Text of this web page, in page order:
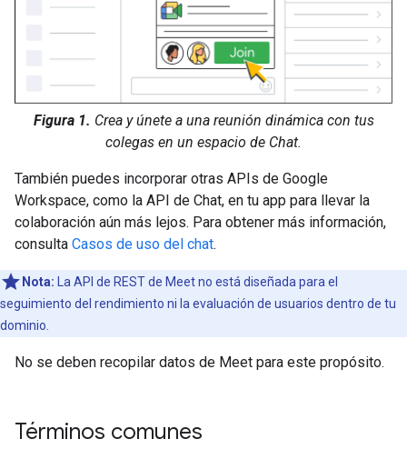
Figura 1. Crea y únete a una reunión dinámica con tus
colegas en un espacio de Chat.
También puedes incorporar otras APIs de Google
Workspace, como la API de Chat, en tu app para llevar la
colaboración aún más lejos. Para obtener más información,
consulta Casos de uso del chat.
Nota: La API de REST de Meet no está diseñada para el
seguimiento del rendimiento ni la evaluación de usuarios dentro de tu
dominio.
No se deben recopilar datos de Meet para este propósito.
Términos comunes